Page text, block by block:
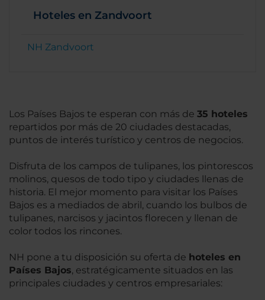
Hoteles en Zandvoort
NH Zandvoort
Los Países Bajos te esperan con más de 35 hoteles
repartidos por más de 20 ciudades destacadas,
puntos de interés turístico y centros de negocios.
Disfruta de los campos de tulipanes, los pintorescos
molinos, quesos de todo tipo y ciudades llenas de
historia. El mejor momento para visitar los Países
Bajos es a mediados de abril, cuando los bulbos de
tulipanes, narcisos y jacintos florecen y llenan de
color todos los rincones.
NH pone a tu disposición su oferta de hoteles en
Países Bajos, estratégicamente situados en las
principales ciudades y centros empresariales: